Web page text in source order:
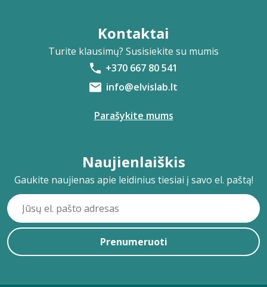
Kontaktai
Turite klausimų? Susisiekite su mumis
+370 667 80 541
info@elvislab.lt
Parašykite mums
Naujienlaiškis
Gaukite naujienas apie leidinius tiesiai į savo el. paštą!
Prenumeruoti